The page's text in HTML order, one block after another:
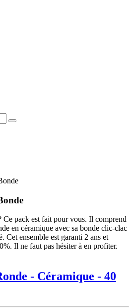
Ce pack est fait pour vous. Il comprend
en céramique avec sa bonde clic-clac
Cet ensemble est garanti 2 ans et
Il ne faut pas hésiter à en profiter.
- Céramique - 40